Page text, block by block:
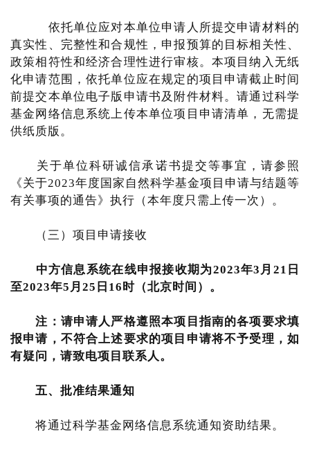
依托单位应对本单位申请人所提交申请材料的
真实性、完整性和合规性，申报预算的目标相关性、
政策相符性和经济合理性进行审核。本项目纳入无纸
化申请范围，依托单位应在规定的项目申请截止时间
前提交本单位电子版申请书及附件材料。请通过科学
基金网络信息系统上传本单位项目申请清单，无需提
供纸质版。
关于单位科研诚信承诺书提交等事宜，请参照
《关于2023年度国家自然科学基金项目申请与结题等
有关事项的通告》执行（本年度只需上传一次）。
（三）项目申请接收
中方信息系统在线申报接收期为2023年3 月 21 日
至2023年5 月 25 日 16时（北京时间）。
注：请申请人严格遵照本项目指南的各项要求填
报申请，不符合上述要求的项目申请将不予受理，如
有疑问，请致电项目联系人。
五、批准结果通知
将通过科学基金网络信息系统通知资助结果。